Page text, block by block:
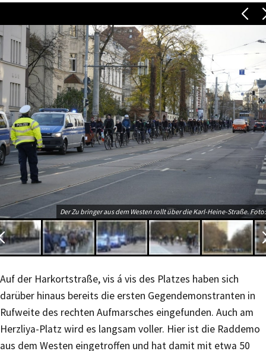
Der Zu bringer aus dem Westen rollt über die Karl-Heine-Straße.
Auf der Harkortstraße, vis á vis des Platzes haben sich
darüber hinaus bereits die ersten Gegendemonstranten in
Rufweite des rechten Aufmarsches eingefunden. Auch am
Herzliya-Platz wird es langsam voller. Hier ist die Raddemo
aus dem Westen eingetroffen und hat damit mit etwa 50